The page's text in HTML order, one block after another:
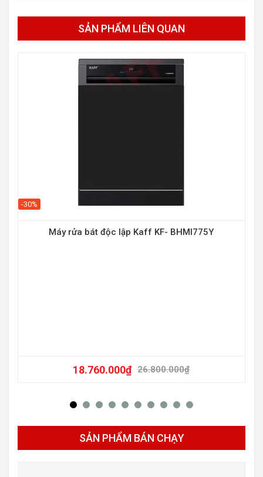
SẢN PHẨM LIÊN QUAN
-30%
Máy rửa bát độc lập Kaff KF- BHMI775Y
26.800.000₫
18.760.000₫
SẢN PHẨM BÁN CHẠY